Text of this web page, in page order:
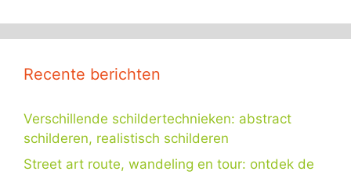
Recente berichten
Verschillende schildertechnieken: abstract
schilderen, realistisch schilderen
Street art route, wandeling en tour: ontdek de